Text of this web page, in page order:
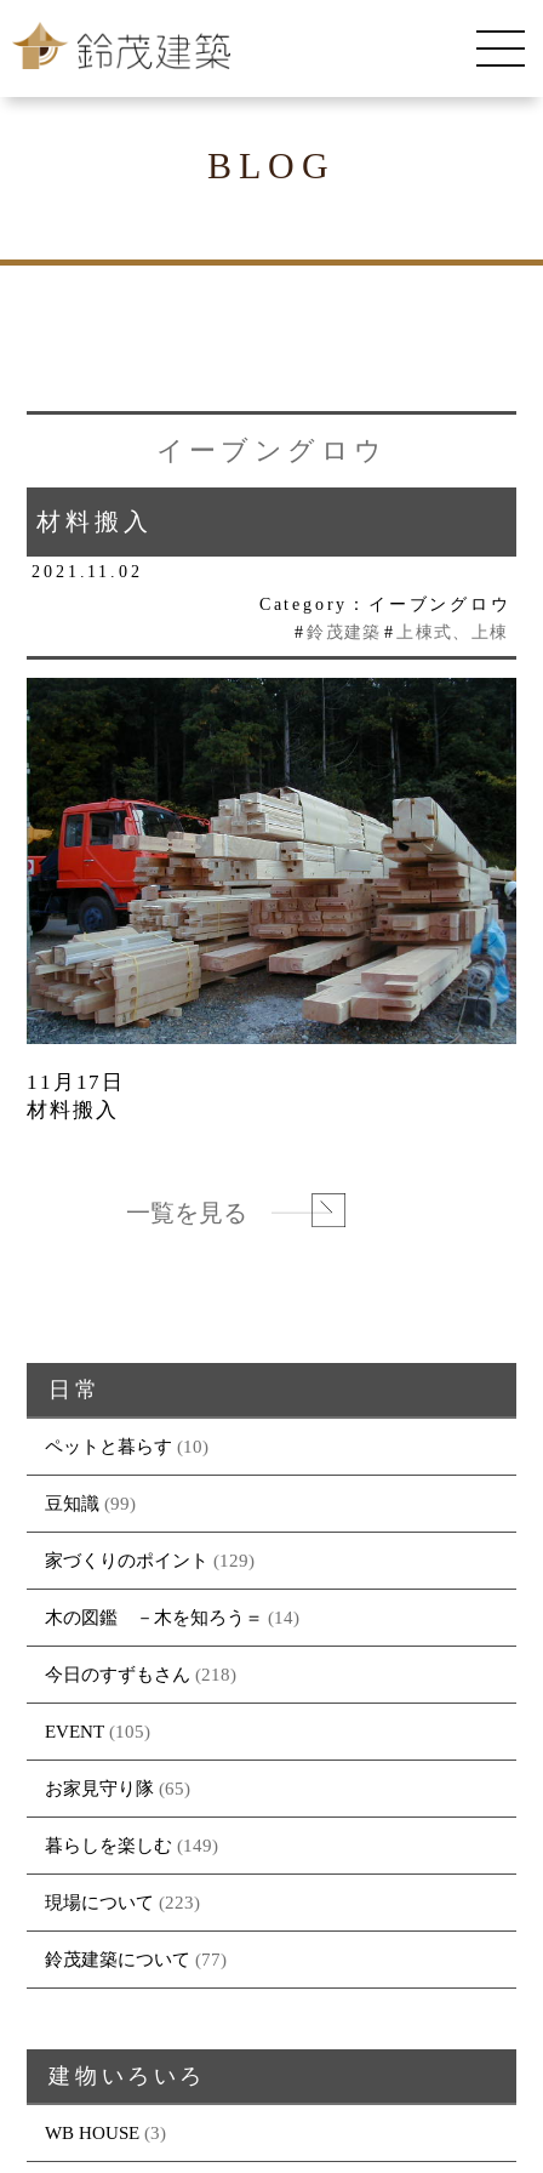
BLOG
イーブングロウ
材料搬入
2021.11.02
Category：イーブングロウ
# 鈴茂建築 # 上棟式、上棟
11月17日
材料搬入
一覧を見る
日常
ペットと暮らす (10)
豆知識 (99)
家づくりのポイント (129)
木の図鑑 －木を知ろう＝ (14)
今日のすずもさん (218)
EVENT (105)
お家見守り隊 (65)
暮らしを楽しむ (149)
現場について (223)
鈴茂建築について (77)
建物いろいろ
WB HOUSE (3)